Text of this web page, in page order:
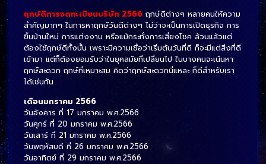
ฤกษ์ดีการจดทะเบียนบริษัท 2566 ฤกษ์ดีต่างๆ หลายคนให้ความ
สำคัญมากๆ ในการหาฤกษ์วันดีต่างๆ ไม่ว่าจะเป็นการเปิดธุรกิจ การ
ขึ้นบ้านใหม่ การแต่งงาน หรือแม้กระทั่งการเสี่ยงโชค ล้วนแล้วแต่
ต้องใช้ฤกษ์ดีทั้งนั้น เพราะมีความเชื่อว่าเริ่มต้นวันที่ดี ก็จะมีแต่สิ่งที่ดี
เข้ามา แต่ก็ต้องยอมรับว่าในยุคสมัยที่เปลี่ยนไป ในบางคนจะเน้นหา
ฤกษ์สะดวก ฤกษ์ที่เหมาะสม คิดว่าฤกษ์สะดวกนี่แหละ ก็ดีสำหรับเรา
ได้เช่นกัน
เดือนมกราคม 2566
วันอังคาร ที่ 17 มกราคม พ.ศ.2566
วันศุกร์ ที่ 20 มกราคม พ.ศ.2566
วันเสาร์ ที่ 21 มกราคม พ.ศ.2566
วันพฤหัสบดี ที่ 26 มกราคม พ.ศ.2566
วันอาทิตย์ ที่ 29 มกราคม พ.ศ.2566